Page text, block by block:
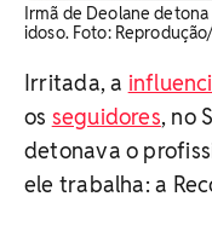
Irmã de Deolane
idoso. Foto:
Irritada, a
os seguidores, no
detonava o
ele trabalha: a